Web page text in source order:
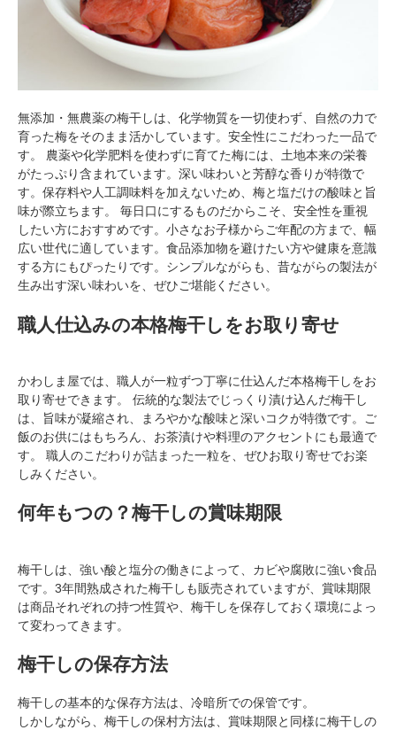
無添加・無農薬の梅干しは、化学物質を一切使わず、自然の力で
育った梅をそのまま活かしています。安全性にこだわった一品で
す。 農薬や化学肥料を使わずに育てた梅には、土地本来の栄養
がたっぷり含まれています。深い味わいと芳醇な香りが特徴で
す。保存料や人工調味料を加えないため、梅と塩だけの酸味と旨
味が際立ちます。 毎日口にするものだからこそ、安全性を重視
したい方におすすめです。小さなお子様からご年配の方まで、幅
広い世代に適しています。食品添加物を避けたい方や健康を意識
する方にもぴったりです。シンプルながらも、昔ながらの製法が
生み出す深い味わいを、ぜひご堪能ください。
職人仕込みの本格梅干しをお取り寄せ
かわしま屋では、職人が一粒ずつ丁寧に仕込んだ本格梅干しをお
取り寄せできます。 伝統的な製法でじっくり漬け込んだ梅干し
は、旨味が凝縮され、まろやかな酸味と深いコクが特徴です。ご
飯のお供にはもちろん、お茶漬けや料理のアクセントにも最適で
す。 職人のこだわりが詰まった一粒を、ぜひお取り寄せでお楽
しみください。
何年もつの？梅干しの賞味期限
梅干しは、強い酸と塩分の働きによって、カビや腐敗に強い食品
です。3年間熟成された梅干しも販売されていますが、賞味期限
は商品それぞれの持つ性質や、梅干しを保存しておく環境によっ
て変わってきます。
梅干しの保存方法
梅干しの基本的な保存方法は、冷暗所での保管です。
しかしながら、梅干しの保村方法は、賞味期限と同様に梅干しの